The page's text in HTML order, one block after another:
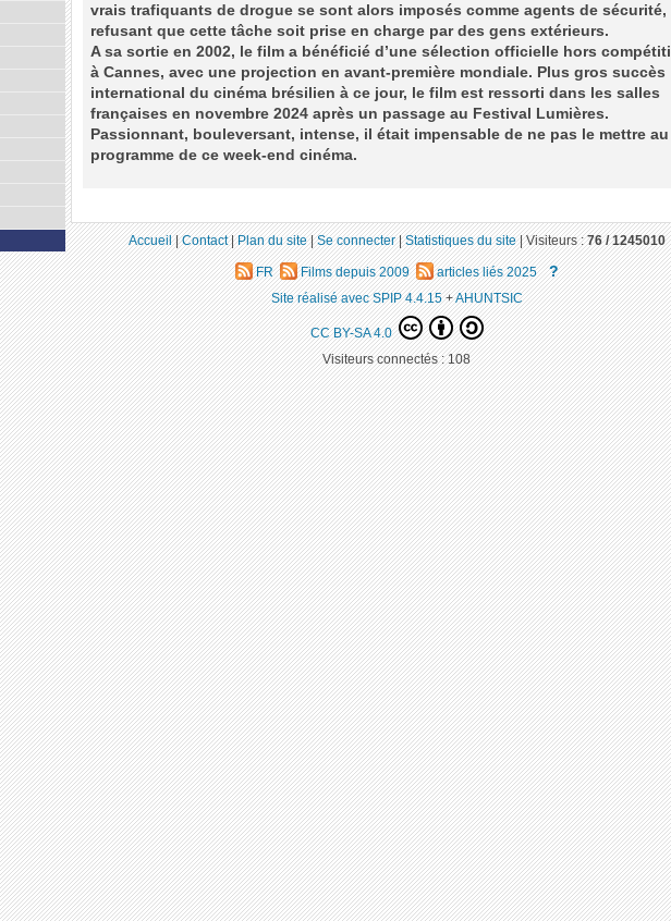
vrais trafiquants de drogue se sont alors imposés comme agents de sécurité,
refusant que cette tâche soit prise en charge par des gens extérieurs.
A sa sortie en 2002, le film a bénéficié d’une sélection officielle hors
à Cannes, avec une projection en avant-première mondiale. Plus gros succès
international du cinéma brésilien à ce jour, le film est ressorti dans les salles
françaises en novembre 2024 après un passage au Festival Lumières.
Passionnant, bouleversant, intense, il était impensable de ne pas le mettre au
programme de ce week-end cinéma.
Accueil|Contact|Plan du site|Se connecter|Statistiques du site|Visiteurs :76 / 1245010
FR Films depuis 2009 articles liés 2025 ?
Site réalisé avec SPIP 4.4.15+AHUNTSIC
CC BY-SA 4.0
Visiteurs connectés :108